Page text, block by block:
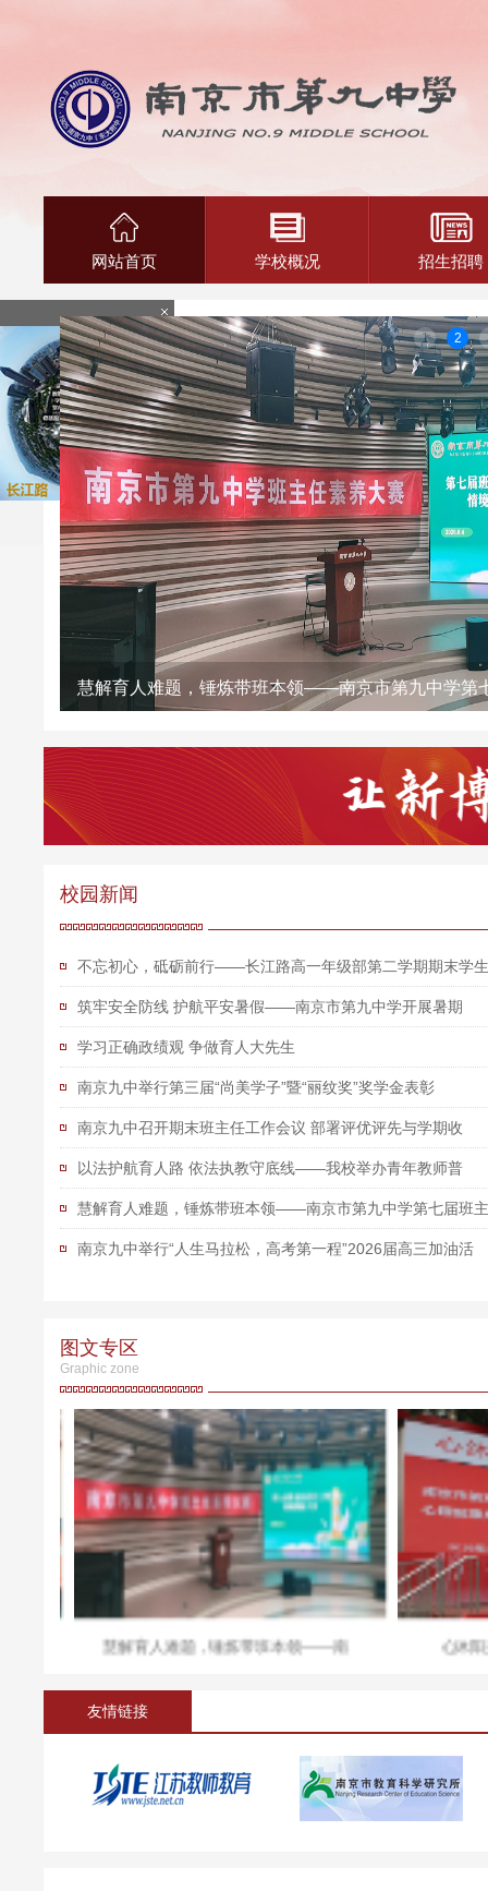
网站首页 学校概况 招生招聘
慧解育人难题，锤炼带班本领——南京市第九中学第
1 2
校园新闻
不忘初心，砥砺前行——长江路高一年级部第二学期期末学生
筑牢安全防线 护航平安暑假——南京市第九中学开展暑期
学习正确政绩观 争做育人大先生
南京九中举行第三届“尚美学子”暨“丽纹奖”奖学金表彰
南京九中召开期末班主任工作会议 部署评优评先与学期收
以法护航育人路 依法执教守底线——我校举办青年教师普
慧解育人难题，锤炼带班本领——南京市第九中学第七届班主
南京九中举行“人生马拉松，高考第一程”2026届高三加油活
图文专区
Graphic zone
慧解育人难题，锤炼带班本领——南 心沐阳光
友情链接